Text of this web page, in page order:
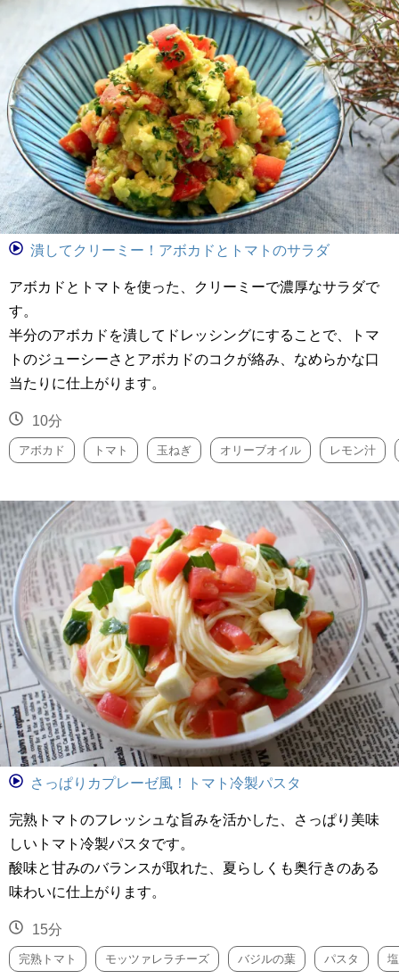
潰してクリーミー！アボカドとトマトのサラダ
アボカドとトマトを使った、クリーミーで濃厚なサラダで
す。
半分のアボカドを潰してドレッシングにすることで、トマ
トのジューシーさとアボカドのコクが絡み、なめらかな口
当たりに仕上がります。
10分
アボカド トマト 玉ねぎ オリーブオイル レモン汁
さっぱりカプレーゼ風！トマト冷製パスタ
完熟トマトのフレッシュな旨みを活かした、さっぱり美味
しいトマト冷製パスタです。
酸味と甘みのバランスが取れた、夏らしくも奥行きのある
味わいに仕上がります。
15分
完熟トマト モッツァレラチーズ バジルの葉 パスタ 塩